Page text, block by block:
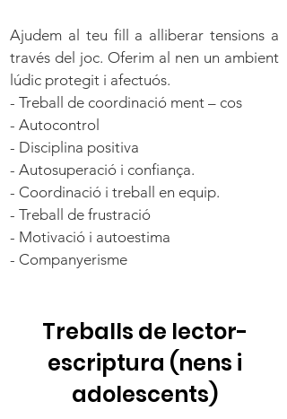
Ajudem al teu fill a alliberar tensions a
través del joc. Oferim al nen un ambient
lúdic protegit i afectuós.
- Treball de coordinació ment – cos
- Autocontrol
- Disciplina positiva
- Autosuperació i confiança.
- Coordinació i treball en equip.
- Treball de frustració
- Motivació i autoestima
- Companyerisme
Treballs de lector-
escriptura (nens i
adolescents)